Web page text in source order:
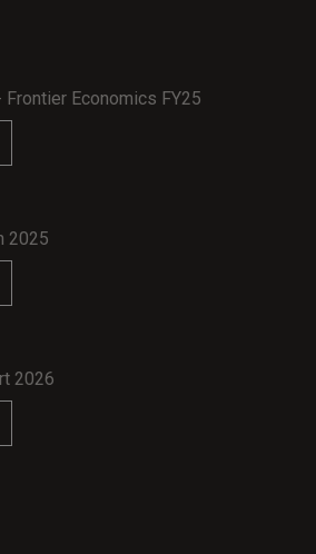
Economics FY25
2025
2026